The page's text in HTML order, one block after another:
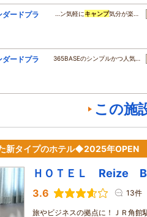
ダードプラ
…ン気軽にキャンプ気分が楽…
ダードプラ
365BASEのシンプルかつ人気…
この施
新タイプのホテル◆2025年OPEN
ＨＯＴＥＬ Reize
3.6 13件
旅やビジネスの拠点に！ＪＲ角館